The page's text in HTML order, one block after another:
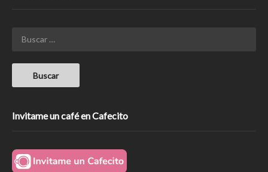
Invitame un café en Cafecito